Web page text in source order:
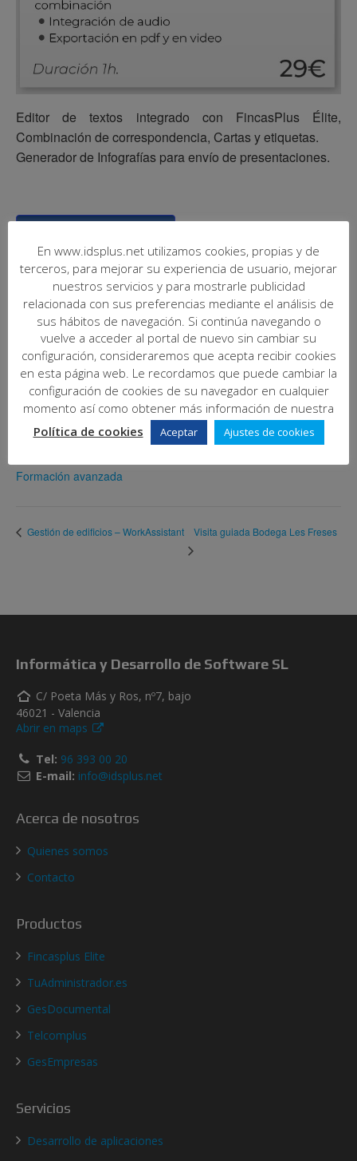
Editor de textos integrado con FincasPlus Élite,
Combinación de correspondencia, Cartas y etiquetas.
Generador de Infografías para envío de presentaciones.
DETALLES
Fecha:
abril 25, 2024
Hora:
17:00 - 18:00
Formación avanzada
Gestión de edificios – WorkAssistant Visita guiada Bodega Les Freses
Informática y Desarrollo de Software SL
C/ Poeta Más y Ros, nº7, bajo
46021 - Valencia
Abrir en maps
Tel: 96 393 00 20
E-mail: info@idsplus.net
Acerca de nosotros
Quienes somos
Contacto
Productos
Fincasplus Elite
TuAdministrador.es
GesDocumental
Telcomplus
GesEmpresas
Servicios
Desarrollo de aplicaciones
En www.idsplus.net utilizamos cookies, propias y de
terceros, para mejorar su experiencia de usuario, mejorar
nuestros servicios y para mostrarle publicidad
relacionada con sus preferencias mediante el análisis de
sus hábitos de navegación. Si continúa navegando o
vuelve a acceder al portal de nuevo sin cambiar su
configuración, consideraremos que acepta recibir cookies
en esta página web. Le recordamos que puede cambiar la
configuración de cookies de su navegador en cualquier
momento así como obtener más información de nuestra
Política de cookies
Aceptar Ajustes de cookies